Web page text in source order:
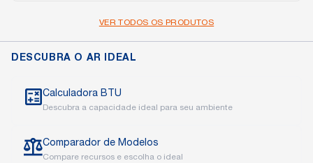
VER TODOS OS PRODUTOS
DESCUBRA O AR IDEAL
Calculadora BTU
Descubra a capacidade ideal para seu ambiente
Comparador de Modelos
Compare recursos e escolha o ideal